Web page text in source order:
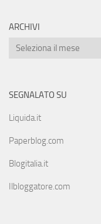
ARCHIVI
SEGNALATO SU
Liquida.it
Paperblog.com
Blogitalia.it
Ilbloggatore.com